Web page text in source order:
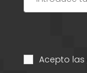
Acepto las